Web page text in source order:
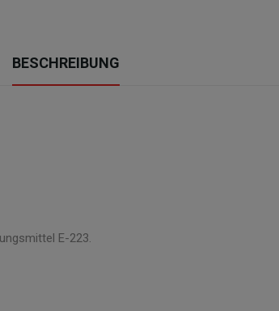
BESCHREIBUNG
E-223.